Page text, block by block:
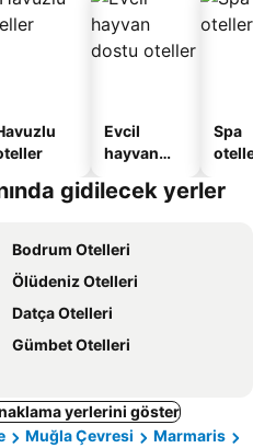
Evcil
hayvan
oteller
Spa
gidilecek yerler
Bodrum Otelleri
Ölüdeniz Otelleri
Datça Otelleri
Gümbet Otelleri
yerlerini göster
Muğla Çevresi
Marmaris